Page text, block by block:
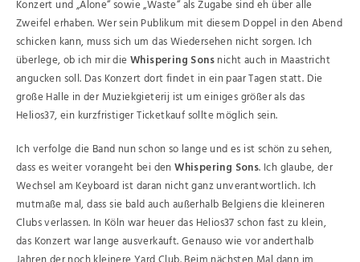
Konzert und „Alone“ sowie „Waste“ als Zugabe sind eh über alle
Zweifel erhaben. Wer sein Publikum mit diesem Doppel in den Abend
schicken kann, muss sich um das Wiedersehen nicht sorgen. Ich
überlege, ob ich mir dieWhispering Sonsnicht auch in Maastricht
angucken soll. Das Konzert dort findet in ein paar Tagen statt. Die
große Halle in der Muziekgieterij ist um einiges größer als das
Helios37, ein kurzfristiger Ticketkauf sollte möglich sein.
Ich verfolge die Band nun schon so lange und es ist schön zu sehen,
dass es weiter vorangeht bei denWhispering Sons. Ich glaube, der
Wechsel am Keyboard ist daran nicht ganz unverantwortlich. Ich
mutmaße mal, dass sie bald auch außerhalb Belgiens die kleineren
Clubs verlassen. In Köln war heuer das Helios37 schon fast zu klein,
das Konzert war lange ausverkauft. Genauso wie vor anderthalb